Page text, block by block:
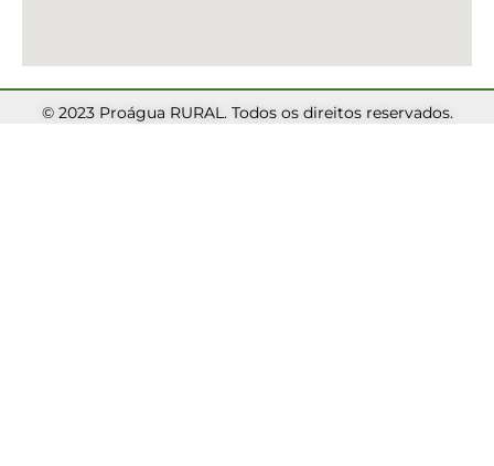
© 2023 Proágua RURAL. Todos os direitos reservados.